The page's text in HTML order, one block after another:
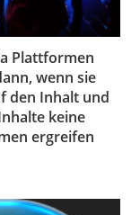
Plattformen
wenn sie
den Inhalt und
keine
ergreifen